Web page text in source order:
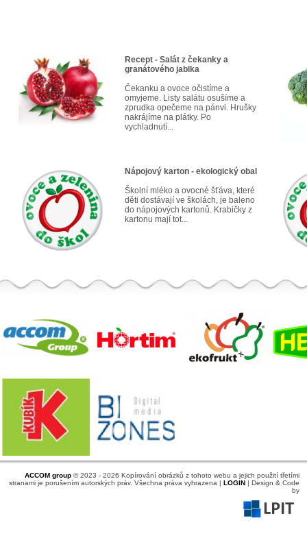
Recept - Salát z čekanky a
granátového jablka
Čekanku a ovoce očistíme a
omyjeme. Listy salátu osušíme a
zprudka opečeme na pánvi. Hrušky
nakrájíme na plátky. Po
vychladnutí...
Nápojový karton - ekologický obal
Školní mléko a ovocné šťáva, které
děti dostávají ve školách, je baleno
do nápojových kartonů. Krabičky z
kartonu mají tot...
ACCOM group© 2023 - 2026 Kopírování obrázků z tohoto webu a jejich použití třetími
stranami je porušením autorských práv. Všechna práva vyhrazena | LOGIN| Design & Code
by